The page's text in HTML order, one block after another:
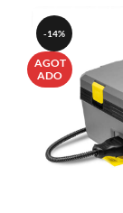
-14%
AGOT
ADO